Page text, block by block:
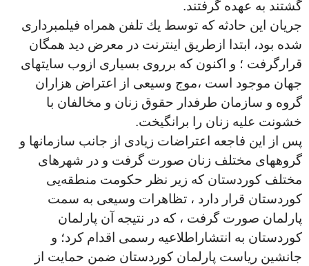
گشتند به عهده گرفتند.
جريان اين حادثه كه توسط يك تلفن همراه فيلمبردارى
شده بود، ابتدا ازطريق اينترنت در معرض دید همگان
قرارگرفت ؛ و اكنون که برروی بسیاری ازوب سايتهاى
جهان موجود است ،موج وسيعى از اعتراض هزاران
گروه و سازمان طرفدار حقوق زنان و مخالفان با
خشونت عليه زنان را برانگيخت.
پس از اين فاجعه اعتراضات زيادى از جانب سازمانها و
گروههاى مختلف زنان صورت گرفت و در شهرهاى
مختلف كوردستان كه زير نظر حكومت منطقەیی
كوردستان قرار دارد ، تظاهرات وسيعى به سمت
پارلمان صورت گرفت ، كه در نتيجه آن پارلمان
كوردستان به انتشاراطلاعيه رسمى اقدام کرد؛ و
جانشين رياست پارلمان كوردستان ضمن حمايت از